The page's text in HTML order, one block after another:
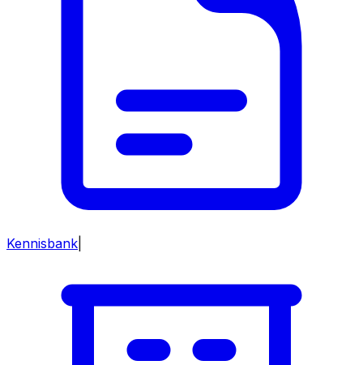
Kennisbank